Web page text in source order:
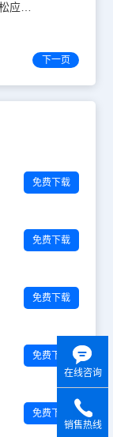
CAD打印文字不显示？掌握这几招，轻松应对！
下一页
免费下载
免费下载
免费下载
免费下载
免费下载
在线咨询
销售热线